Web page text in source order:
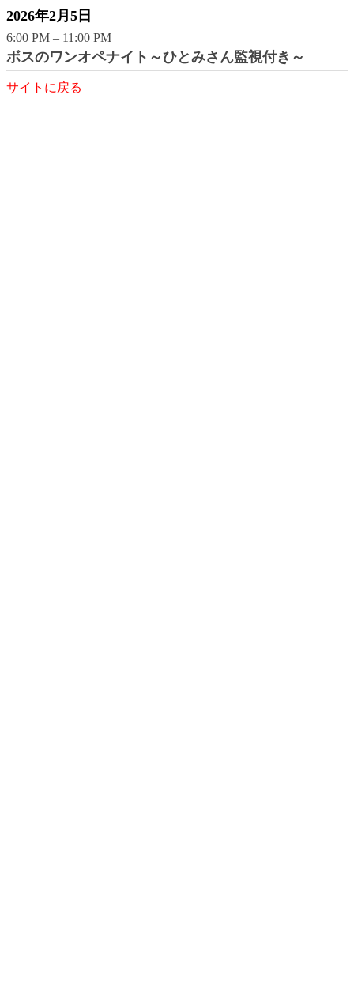
2026年2月5日
6:00 PM – 11:00 PM
ボスのワンオペナイト～ひとみさん監視付き～
サイトに戻る